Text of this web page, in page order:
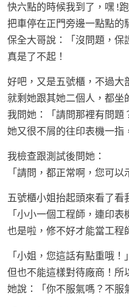
快六點的時候我到了，嘿 !
把車停在正門旁邊一點點的
保全大哥說：「沒問題，保
真是了不起！
好吧，又是五號櫃，不過大
就剩她跟其她二個人，都坐
我問她：「請問那裡有問題
她又很不屑的往印表機一
我檢查跟測試後問她：
「請問，都正常啊，您可以
五號櫃小姐抬起頭來看了看
「小小一個工程師，連印表
也是啦，修不好才能當工程
「小姐，您這話有點重哦
但也不能這樣對待廠商！所
她說：「你不服氣嗎？不服